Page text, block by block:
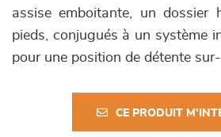
assise emboitante, un dossier
pieds, conjugués à un système
pour une position de détente
CE PRODUIT